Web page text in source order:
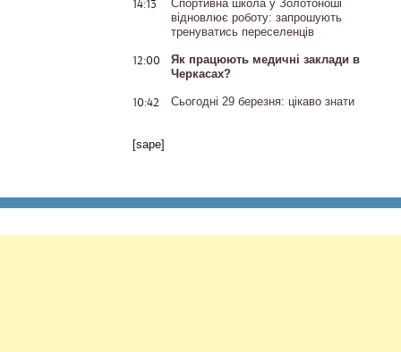
14:13
Спортивна школа у Золотоноші
відновлює роботу: запрошують
тренуватись переселенців
12:00
Як працюють медичні заклади в
Черкасах?
10:42 Сьогодні 29 березня: цікаво знати
[sape]